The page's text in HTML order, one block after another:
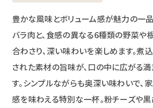
豊かな風味とボリューム感が魅力の一
バラ肉と、食感の異なる6種類の野菜や
合わさり、深い味わいを楽しめます。煮
された素材の旨味が、口の中に広がる
す。シンプルながらも奥深い味わいで、
感を味わえる特別な一杯。粉チーズや